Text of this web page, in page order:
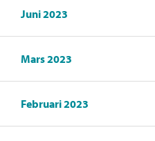
Juni 2023
Mars 2023
Februari 2023